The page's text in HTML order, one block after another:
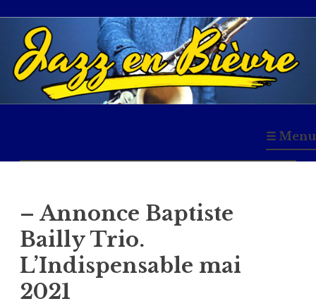
Accéder
contenu
principal
☰ Menu
– Annonce Baptiste
Bailly Trio.
L’Indispensable mai
2021